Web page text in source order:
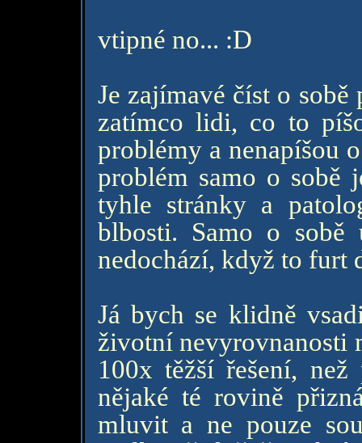
vtipné no... :D
Je zajímavé číst o
zatímco lidi, co to
problémy a nenapíšou
problém samo o sobě
tyhle stránky a
blbosti. Samo o
nedochází, když to furt
Já bych se klidně
životní nevyrovnanosti
100x těžší řešení,
nějaké té rovině
mluvit a ne pouze